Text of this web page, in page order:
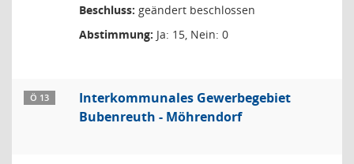
Beschluss: geändert beschlossen
Abstimmung: Ja: 15, Nein: 0
Ö 13
Interkommunales Gewerbegebiet
Bubenreuth - Möhrendorf